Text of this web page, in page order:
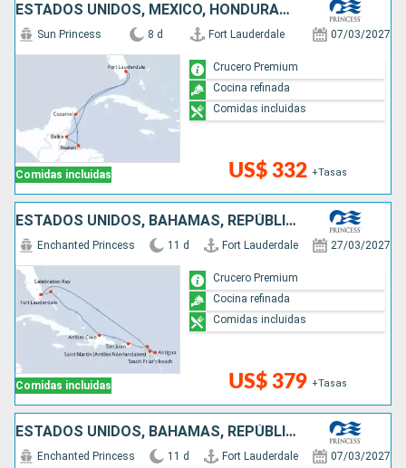
ESTADOS UNIDOS, MÉXICO, HONDURAS, BELICE
Comidas incluidas
Sun Princess 8 d Fort Lauderdale 07/03/2027
US$ 332 +Tasas
Crucero Premium
Cocina refinada
Comidas incluidas
ESTADOS UNIDOS, BAHAMAS, REPÚBLICA DOMINICANA, PUERTO RICO, SAN MARTÍN, ANTIGUA Y BARBUDA
Comidas incluidas
Enchanted Princess 11 d Fort Lauderdale 27/03/2027
US$ 379 +Tasas
Crucero Premium
Cocina refinada
Comidas incluidas
ESTADOS UNIDOS, BAHAMAS, REPÚBLICA DOMINICANA, PUERTO RICO, SAN MARTÍN, ANTIGUA Y BARBUDA
Enchanted Princess 11 d Fort Lauderdale 07/03/2027